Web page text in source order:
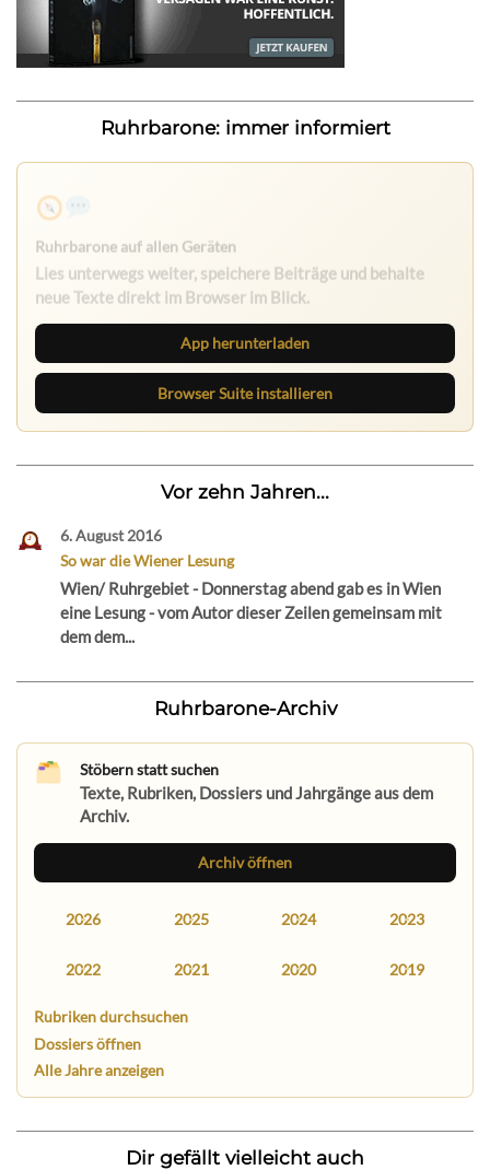
Ruhrbarone: immer informiert
Ruhrbarone auf allen Geräten
Lies unterwegs weiter, speichere Beiträge und behalte
neue Texte direkt im Browser im Blick.
App herunterladen
Browser Suite installieren
Vor zehn Jahren...
6. August 2016
So war die Wiener Lesung
Wien/ Ruhrgebiet - Donnerstag abend gab es in Wien
eine Lesung - vom Autor dieser Zeilen gemeinsam mit
dem dem...
Ruhrbarone-Archiv
Stöbern statt suchen
Texte, Rubriken, Dossiers und Jahrgänge aus dem
Archiv.
Archiv öffnen
2026 2025 2024 2023
2022 2021 2020 2019
Rubriken durchsuchen
Dossiers öffnen
Alle Jahre anzeigen
Dir gefällt vielleicht auch